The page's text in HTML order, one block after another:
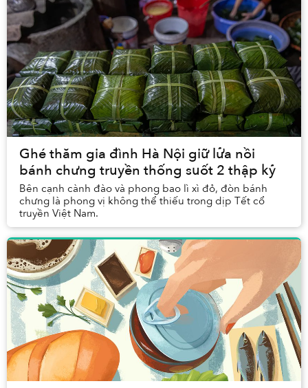
Ghé thăm gia đình Hà Nội giữ lửa nồi
bánh chưng truyền thống suốt 2 thập kỷ
Bên cạnh cành đào và phong bao lì xì đỏ, đòn bánh
chưng là phong vị không thể thiếu trong dịp Tết cổ
truyền Việt Nam.